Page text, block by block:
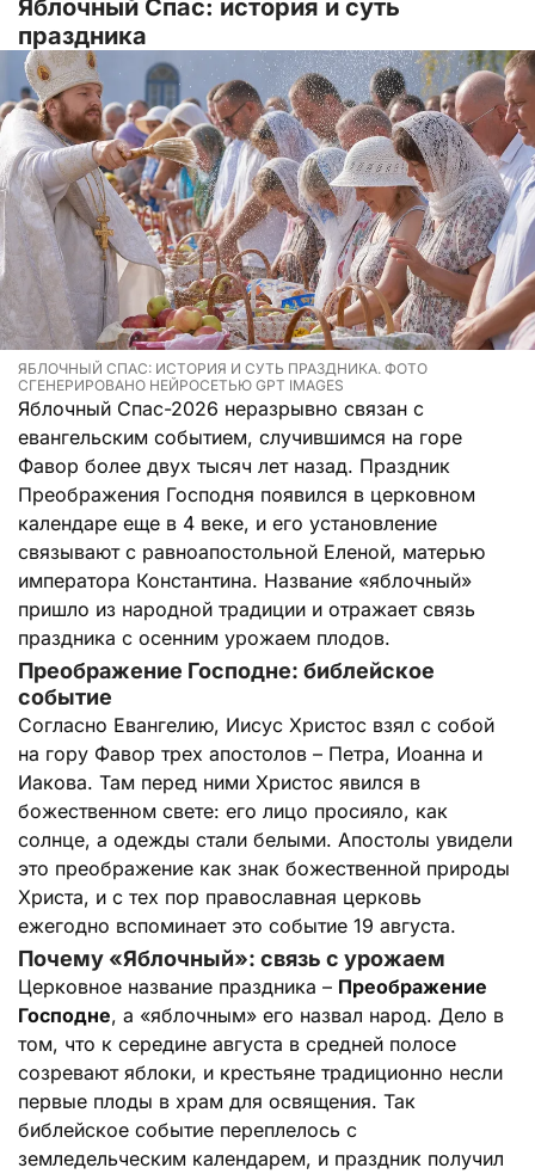
Яблочный Спас: история и суть
праздника
ЯБЛОЧНЫЙ СПАС: ИСТОРИЯ И СУТЬ ПРАЗДНИКА. ФОТО
СГЕНЕРИРОВАНО НЕЙРОСЕТЬЮ GPT IMAGES
Яблочный Спас-2026 неразрывно связан с
евангельским событием, случившимся на горе
Фавор более двух тысяч лет назад. Праздник
Преображения Господня появился в церковном
календаре еще в 4 веке, и его установление
связывают с равноапостольной Еленой, матерью
императора Константина. Название «яблочный»
пришло из народной традиции и отражает связь
праздника с осенним урожаем плодов.
Преображение Господне: библейское
событие
Согласно Евангелию, Иисус Христос взял с собой
на гору Фавор трех апостолов – Петра, Иоанна и
Иакова. Там перед ними Христос явился в
божественном свете: его лицо просияло, как
солнце, а одежды стали белыми. Апостолы увидели
это преображение как знак божественной природы
Христа, и с тех пор православная церковь
ежегодно вспоминает это событие 19 августа.
Почему «Яблочный»: связь с урожаем
Церковное название праздника – Преображение
Господне, а «яблочным» его назвал народ. Дело в
том, что к середине августа в средней полосе
созревают яблоки, и крестьяне традиционно несли
первые плоды в храм для освящения. Так
библейское событие переплелось с
земледельческим календарем, и праздник получил